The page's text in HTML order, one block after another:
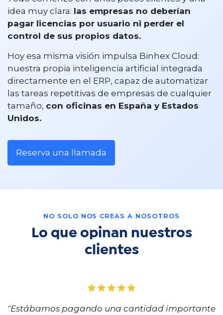
idea muy clara: las empresas no deberían
pagar licencias por usuario ni perder el
control de sus propios datos.
Hoy esa misma visión impulsa Binhex Cloud:
nuestra propia inteligencia artificial integrada
directamente en el ERP, capaz de automatizar
las tareas repetitivas de empresas de cualquier
tamaño, con oficinas en España y Estados
Unidos.
Reserva una llamada
NO SOLO NOS CREAS A NOSOTROS
Lo que opinan nuestros
clientes
"Estábamos pagando una cantidad importante